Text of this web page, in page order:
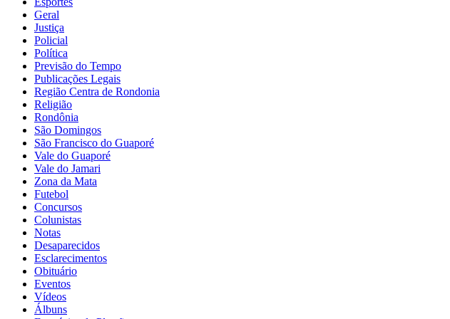
Geral
Justiça
Policial
Política
Previsão do Tempo
Publicações Legais
Região Centra de Rondonia
Religião
Rondônia
São Domingos
São Francisco do Guaporé
Vale do Guaporé
Vale do Jamari
Zona da Mata
Futebol
Concursos
Colunistas
Notas
Desaparecidos
Esclarecimentos
Obituário
Eventos
Vídeos
Álbuns